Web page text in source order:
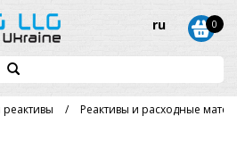
ru 0
Реактивы и расходные